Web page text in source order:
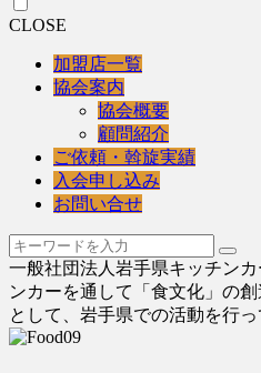
CLOSE
加盟店一覧
協会案内
協会概要
顧問紹介
ご依頼・斡旋実績
入会申し込み
お問い合せ
一般社団法人岩手県キッチン
ンカーを通して「食文化」の
として、岩手県での活動を行っ